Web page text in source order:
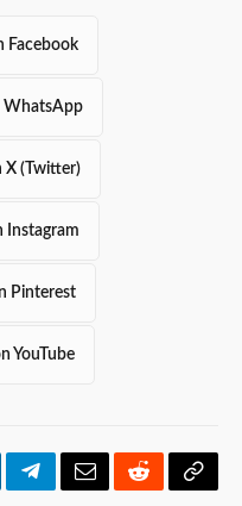
Facebook
WhatsApp
X (Twitter)
Instagram
Pinterest
YouTube
TelegramEmailRedditCopy